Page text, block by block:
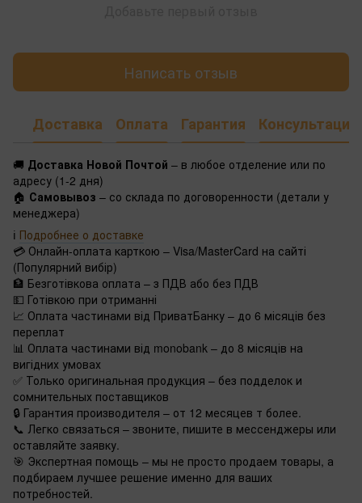
Написать отзыв
Доставка Оплата Гарантия Консультация
🚚 Доставка Новой Почтой – в любое отделение или по
адресу (1-2 дня)
🏠 Самовывоз – со склада по договоренности (детали у
менеджера)
ℹ️ Подробнее о доставке
💳 Онлайн-оплата карткою – Visa/MasterCard на сайті
(Популярний вибір)
🏦 Безготівкова оплата – з ПДВ або без ПДВ
💵 Готівкою при отриманні
📈 Оплата частинами від ПриватБанку – до 6 місяців без
переплат
📊 Оплата частинами від monobank – до 8 місяців на
вигідних умовах
✅ Только оригинальная продукция – без подделок и
сомнительных поставщиков
🔒 Гарантия производителя – от 12 месяцев т более.
📞 Легко связаться – звоните, пишите в мессенджеры или
оставляйте заявку.
🎯 Экспертная помощь – мы не просто продаем товары, а
подбираем лучшее решение именно для ваших
потребностей.